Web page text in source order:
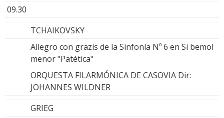
09.30
TCHAIKOVSKY
Allegro con grazis de la Sinfonía Nº 6 en Si bemol
menor "Patética"
ORQUESTA FILARMÓNICA DE CASOVIA Dir:
JOHANNES WILDNER
GRIEG